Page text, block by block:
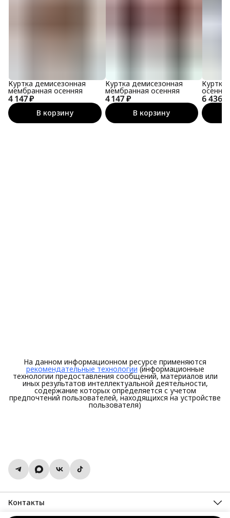
4 147 ₽
Куртка демисезонная
мембранная осенняя
В корзину
4 147 ₽
Куртка демисезонная
мембранная осенняя
В корзину
6 436 ₽
Куртка
На данном информационном ресурсе применяются
рекомендательные технологии (информационные
технологии предоставления сообщений, материалов или
иных результатов интеллектуальной деятельности,
содержание которых определяется с учетом
предпочтений пользователей, находящихся на устройстве
пользователя)
Контакты
Адрес